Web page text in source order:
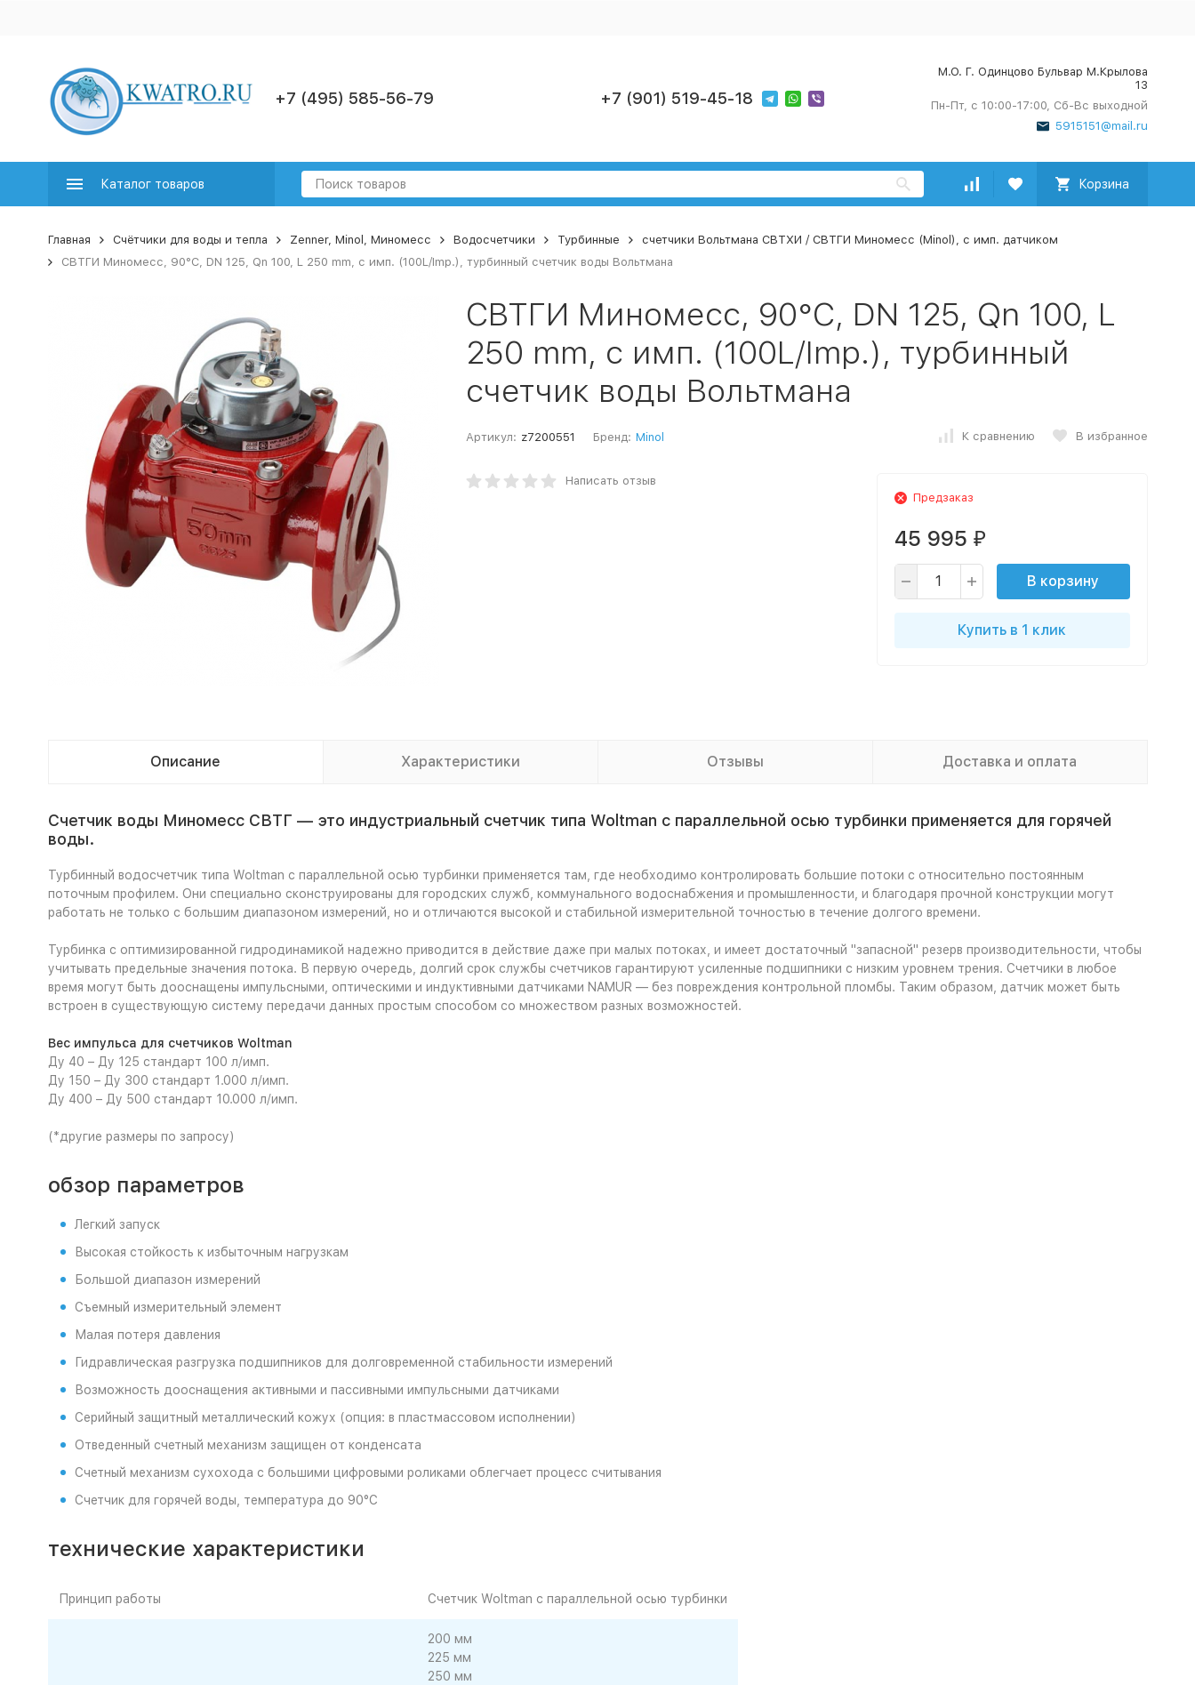
+7 (495) 585-56-79 +7 (901) 519-45-18
М.О. Г. Одинцово Бульвар М.Крылова
13
Пн-Пт, с 10:00-17:00, Сб-Вс выходной
5915151@mail.ru
Каталог товаров Корзина
Главная Счётчики для воды и тепла Zenner, Minol, Миномесс Водосчетчики Турбинные
счетчики Вольтмана СВТХИ / СВТГИ Миномесс (Minol), с имп. датчиком
СВТГИ Миномесс, 90°C, DN 125, Qn 100, L 250 mm, с имп. (100L/Imp.), турбинный счетчик воды Вольтмана
СВТГИ Миномесс, 90°C, DN 125, Qn 100, L
250 mm, с имп. (100L/Imp.), турбинный
счетчик воды Вольтмана
Артикул: z7200551 Бренд: Minol К сравнению В избранное
Написать отзыв
Предзаказ
45 995 ₽
В корзину
Купить в 1 клик
Описание Характеристики Отзывы Доставка и оплата
Счетчик воды Миномесс СВТГ — это индустриальный счетчик типа Woltman с параллельной осью турбинки применяется для горячей
воды.
Турбинный водосчетчик типа Woltman с параллельной осью турбинки применяется там, где необходимо контролировать большие потоки с относительно постоянным
поточным профилем. Они специально сконструированы для городских служб, коммунального водоснабжения и промышленности, и благодаря прочной конструкции могут
работать не только с большим диапазоном измерений, но и отличаются высокой и стабильной измерительной точностью в течение долгого времени.
Турбинка с оптимизированной гидродинамикой надежно приводится в действие даже при малых потоках, и имеет достаточный "запасной" резерв производительности, чтобы
учитывать предельные значения потока. В первую очередь, долгий срок службы счетчиков гарантируют усиленные подшипники с низким уровнем трения. Счетчики в любое
время могут быть дооснащены импульсными, оптическими и индуктивными датчиками NAMUR — без повреждения контрольной пломбы. Таким образом, датчик может быть
встроен в существующую систему передачи данных простым способом со множеством разных возможностей.
Вес импульса для счетчиков Woltman
Ду 40 – Ду 125 стандарт 100 л/имп.
Ду 150 – Ду 300 стандарт 1.000 л/имп.
Ду 400 – Ду 500 стандарт 10.000 л/имп.
(*другие размеры по запросу)
обзор параметров
Легкий запуск
Высокая стойкость к избыточным нагрузкам
Большой диапазон измерений
Съемный измерительный элемент
Малая потеря давления
Гидравлическая разгрузка подшипников для долговременной стабильности измерений
Возможность дооснащения активными и пассивными импульсными датчиками
Серийный защитный металлический кожух (опция: в пластмассовом исполнении)
Отведенный счетный механизм защищен от конденсата
Счетный механизм сухохода с большими цифровыми роликами облегчает процесс считывания
Счетчик для горячей воды, температура до 90°C
технические характеристики
Принцип работы Счетчик Woltman с параллельной осью турбинки
200 мм
225 мм
250 мм